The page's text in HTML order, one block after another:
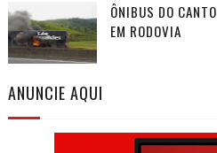
ÔNIBUS DO
EM RODOVIA
ANUNCIE AQUI